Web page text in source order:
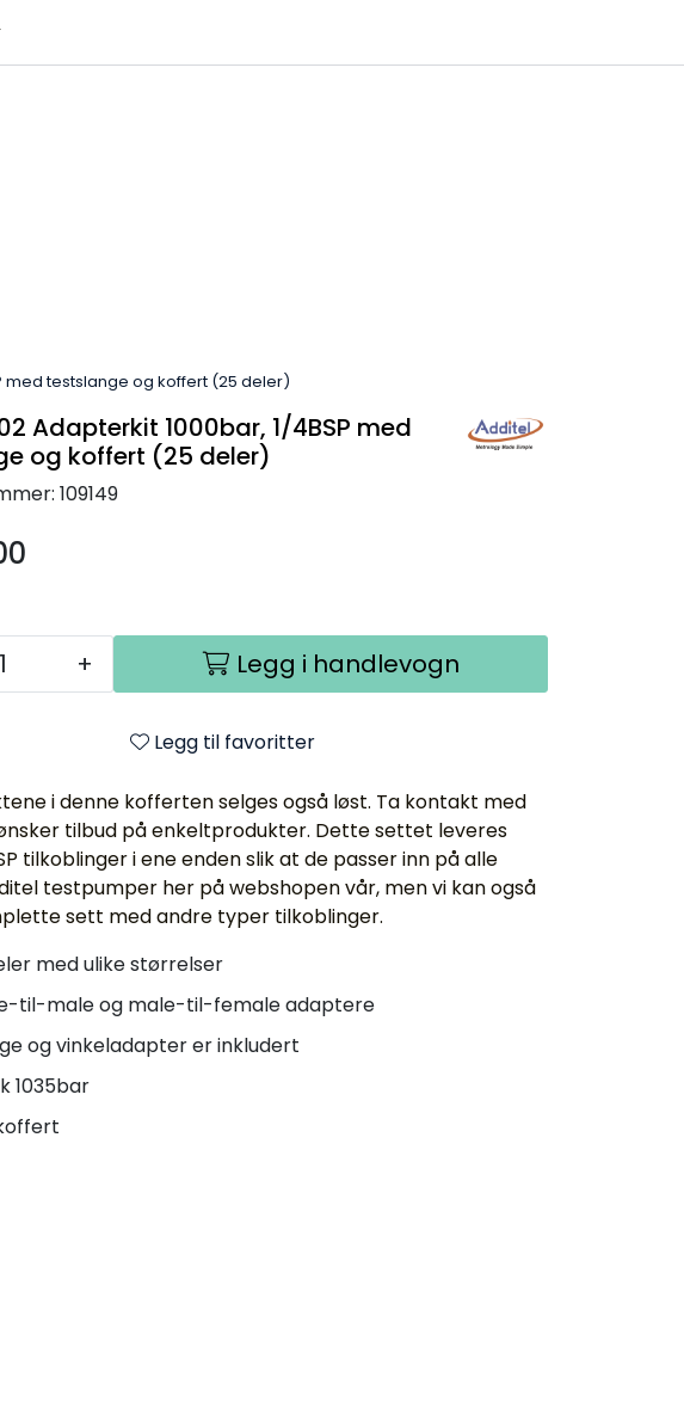
med testslange og koffert (25 deler)
Adapterkit 1000bar, 1/4BSP med
og koffert (25 deler)
109149
+ Legg i handlevogn
Legg til favoritter
i denne kofferten selges også løst. Ta kontakt med
tilbud på enkeltprodukter. Dette settet leveres
tilkoblinger i ene enden slik at de passer inn på alle
testpumper her på webshopen vår, men vi kan også
sett med andre typer tilkoblinger.
med ulike størrelser
til-male og male-til-female adaptere
og vinkeladapter er inkludert
1035bar